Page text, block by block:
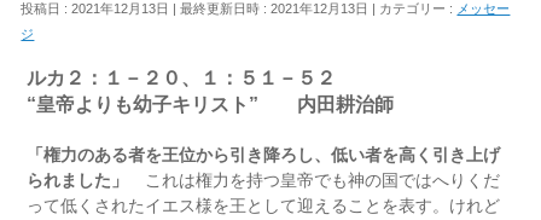
投稿日 : 2021年12月13日 最終更新日時 : 2021年12月13日 カテゴリー : メッセー
ジ
ルカ２：１－２０、１：５１－５２
“皇帝よりも幼子キリスト” 内田耕治師
「権力のある者を王位から引き降ろし、低い者を高く引き上げ
られました」 これは権力を持つ皇帝でも神の国ではへりくだ
って低くされたイエス様を王として迎えることを表す。けれど